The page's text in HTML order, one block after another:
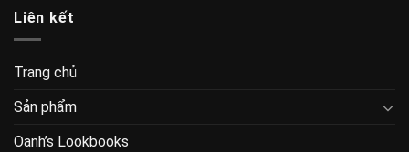
Liên kết
Trang chủ
Sản phẩm
Oanh’s Lookbooks